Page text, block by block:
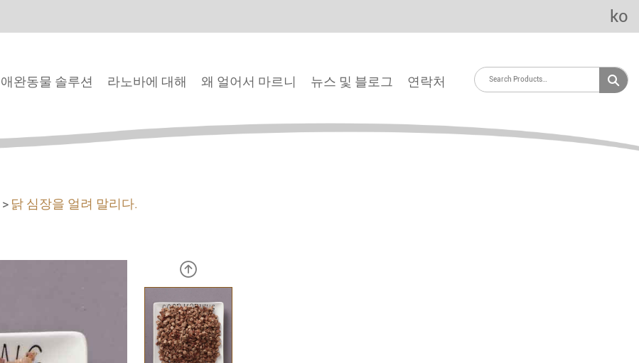
ko
애완동물 솔루션 라노바에 대해 왜 얼어서 마르니 뉴스 및 블로그 연락처
닭 심장을 얼려 말리다.